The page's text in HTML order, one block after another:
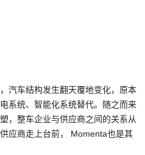
汽车结构发生翻天覆地变化，原本
系统、智能化系统替代。随之而来
，整车企业与供应商之间的关系从
应商走上台前， Momenta也是其